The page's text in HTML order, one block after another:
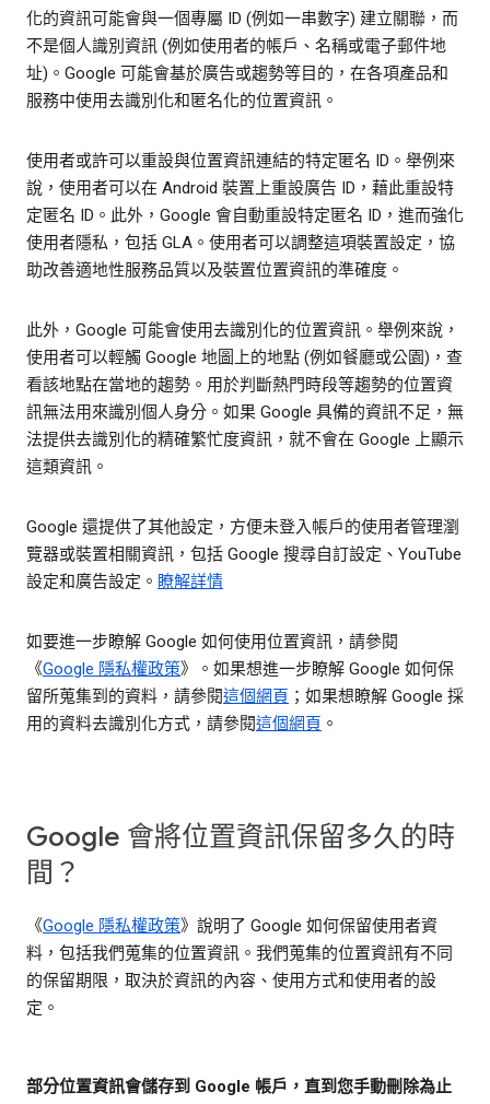
化的資訊可能會與一個專屬 ID (例如一串數字) 建立關聯，而
不是個人識別資訊 (例如使用者的帳戶、名稱或電子郵件地
址)。Google 可能會基於廣告或趨勢等目的，在各項產品和
服務中使用去識別化和匿名化的位置資訊。
使用者或許可以重設與位置資訊連結的特定匿名 ID。舉例來
說，使用者可以在 Android 裝置上重設廣告 ID，藉此重設特
定匿名 ID。此外，Google 會自動重設特定匿名 ID，進而強化
使用者隱私，包括 GLA。使用者可以調整這項裝置設定，協
助改善適地性服務品質以及裝置位置資訊的準確度。
此外，Google 可能會使用去識別化的位置資訊。舉例來說，
使用者可以輕觸 Google 地圖上的地點 (例如餐廳或公園)，查
看該地點在當地的趨勢。用於判斷熱門時段等趨勢的位置資
訊無法用來識別個人身分。如果 Google 具備的資訊不足，無
法提供去識別化的精確繁忙度資訊，就不會在 Google 上顯示
這類資訊。
Google 還提供了其他設定，方便未登入帳戶的使用者管理瀏
覽器或裝置相關資訊，包括 Google 搜尋自訂設定、YouTube
設定和廣告設定。 瞭解詳情
如要進一步瞭解 Google 如何使用位置資訊，請參閱
《Google 隱私權政策》。如果想進一步瞭解 Google 如何保
留所蒐集到的資料，請參閱這個網頁 ；如果想瞭解 Google 採
用的資料去識別化方式，請參閱這個網頁 。
Google 會將位置資訊保留多久的時
間？
《Google 隱私權政策》說明了 Google 如何保留使用者資
料，包括我們蒐集的位置資訊。我們蒐集的位置資訊有不同
的保留期限，取決於資訊的內容、使用方式和使用者的設
定。
部分位置資訊會儲存到 Google 帳戶，直到您手動刪除為止